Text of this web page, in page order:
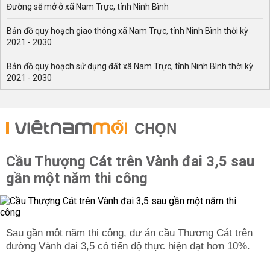
Đường sẽ mở ở xã Nam Trực, tỉnh Ninh Bình
Bản đồ quy hoạch giao thông xã Nam Trực, tỉnh Ninh Bình thời kỳ
2021 - 2030
Bản đồ quy hoạch sử dụng đất xã Nam Trực, tỉnh Ninh Bình thời kỳ
2021 - 2030
CHỌN
Cầu Thượng Cát trên Vành đai 3,5 sau
gần một năm thi công
Sau gần một năm thi công, dự án cầu Thượng Cát trên
đường Vành đai 3,5 có tiến độ thực hiện đạt hơn 10%.